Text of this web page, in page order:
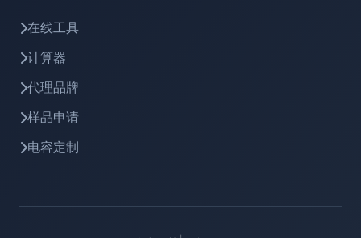
在线工具
计算器
代理品牌
样品申请
电容定制